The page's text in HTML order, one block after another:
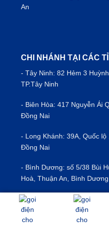
An
CHI NHÁNH TẠI CÁC
- Tây Ninh: 82 Hẻm 3
TP.Tây Ninh
- Biên Hòa: 417 Nguyễn Ái
Đồng Nai
- Long Khánh: 39A, Quốc lộ
Đồng Nai
- Bình Dương: số 5/38 Bùi
Hoà, Thuận An, Bình Dương
- Vũng Tàu: 549/39 Nguyễn
- Đà Lạt: 40/19 Đ. Ma